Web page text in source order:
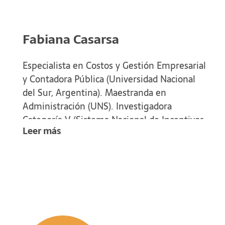
Fabiana Casarsa
Especialista en Costos y Gestión Empresarial
y Contadora Pública (Universidad Nacional
del Sur, Argentina). Maestranda en
Administración (UNS). Investigadora
Categoría V (Sistema Nacional de Incentivos
a la Investigación). Docente del
Asociada Ordinaria por concurso de “Costos y
Leer más